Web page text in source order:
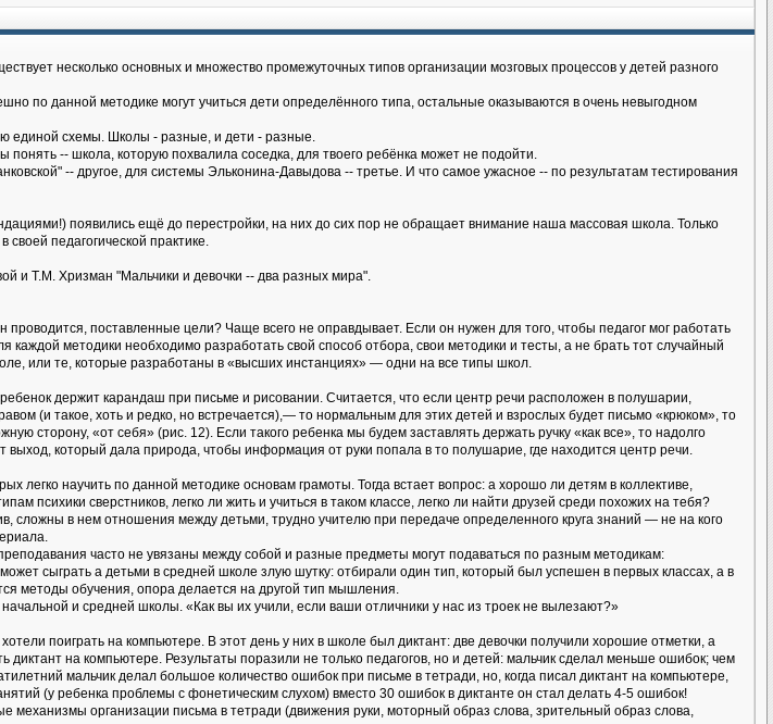
несколько основных и множество промежуточных типов организации мозговых процессов у детей разного
по данной методике могут учиться дети определённого типа, остальные оказываются в очень невыгодном
единой схемы. Школы - разные, и дети - разные.
-- школа, которую похвалила соседка, для твоего ребёнка может не подойти.
-- другое, для системы Эльконина-Давыдова -- третье. И что самое ужасное -- по результатам тестирования
появились ещё до перестройки, на них до сих пор не обращает внимание наша массовая школа. Только
педагогической практике.
и Т.М. Хризман "Мальчики и девочки -- два разных мира".
поставленные цели? Чаще всего не оправдывает. Если он нужен для того, чтобы педагог мог работать
каждой методики необходимо разработать свой способ отбора, свои методики и тесты, а не брать тот случайный
или те, которые разработаны в «высших инстанциях» — одни на все типы школ.
держит карандаш при письме и рисовании. Считается, что если центр речи расположен в полушарии,
(и такое, хоть и редко, но встречается),— то нормальным для этих детей и взрослых будет письмо «крюком», то
сторону, «от себя» (рис. 12). Если такого ребенка мы будем заставлять держать ручку «как все», то надолго
выход, который дала природа, чтобы информация от руки попала в то полушарие, где находится центр речи.
легко научить по данной методике основам грамоты. Тогда встает вопрос: а хорошо ли детям в коллективе,
психики сверстников, легко ли жить и учиться в таком классе, легко ли найти друзей среди похожих на тебя?
сложны в нем отношения между детьми, трудно учителю при передаче определенного круга знаний — не на кого
часто не увязаны между собой и разные предметы могут подаваться по разным методикам:
сыграть а детьми в средней школе злую шутку: отбирали один тип, который был успешен в первых классах, а в
методы обучения, опора делается на другой тип мышления.
и средней школы. «Как вы их учили, если ваши отличники у нас из троек не вылезают?»
поиграть на компьютере. В этот день у них в школе был диктант: две девочки получили хорошие отметки, а
на компьютере. Результаты поразили не только педагогов, но и детей: мальчик сделал меньше ошибок; чем
мальчик делал большое количество ошибок при письме в тетради, но, когда писал диктант на компьютере,
(у ребенка проблемы с фонетическим слухом) вместо 30 ошибок в диктанте он стал делать 4-5 ошибок!
организации письма в тетради (движения руки, моторный образ слова, зрительный образ слова,